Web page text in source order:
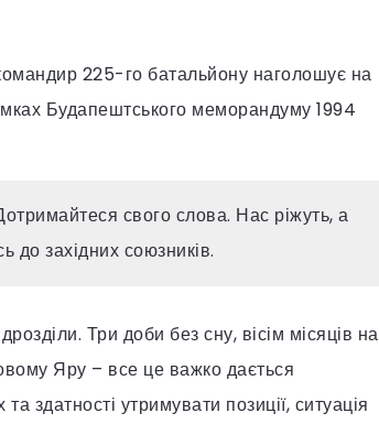
командир 225-го батальйону наголошує на
Будапештського меморандуму 1994
свого слова. Нас ріжуть, а
до західних союзників.
Три доби без сну, вісім місяців на
Яру – все це важко дається
здатності утримувати позиції, ситуація